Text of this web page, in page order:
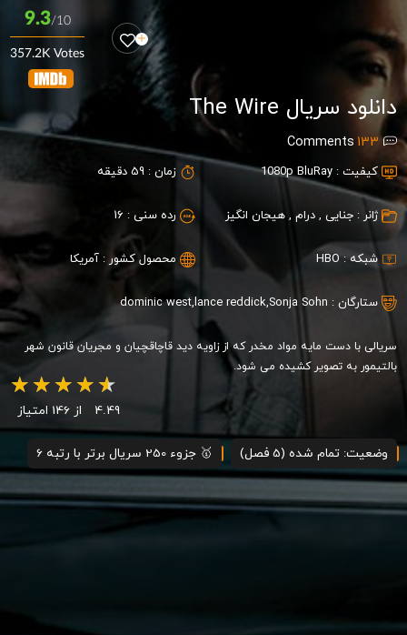
9.3/10
357.2K Votes
دانلود سریال The Wire
133
Comments
کیفیت : 1080p BluRay زمان : 59 دقیقه
ژانر : جنایی ,درام ,هیجان انگیز رده سنی : 16
شبکه : HBO محصول کشور : آمریکا
ستارگان : dominic west,lance reddick,Sonja Sohn
سریالی با دست مایه مواد مخدر که از زاویه دید قاچاقچیان و مجریان قانون شهر
بالتیمور به تصویر کشیده می شود.
4.49 از 146 امتیاز
وضعیت: تمام شده (5 فصل) 🥇 جزوء 250 سریال برتر با رتبه 6